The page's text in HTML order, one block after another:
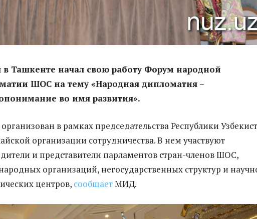
в Ташкенте начал свою работу Форум народной
ШОС на тему «Народная дипломатия –
во имя развития».
в рамках председательства Республики
организации сотрудничества. В нем участвуют
и представители парламентов стран-членов ШОС,
организаций, негосударственных структур и
центров, сообщаетМИД.